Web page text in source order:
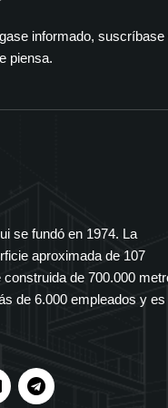
informado, suscríbase
piensa.
se fundó en 1974. La
aproximada de 107
de 700.000
de 6.000 empleados y es
en instrumentos y
productos médicos y
inteligentes y